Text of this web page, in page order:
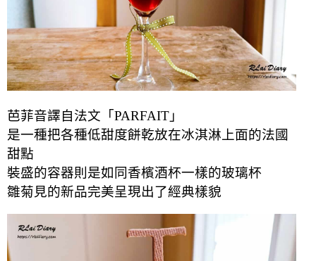
芭菲音譯自法文「PARFAIT」
是一種把各種低甜度餅乾放在冰淇淋上面的法國
甜點
裝盛的容器則是如同香檳酒杯一樣的玻璃杯
雛菊見的新品完美呈現出了經典樣貌